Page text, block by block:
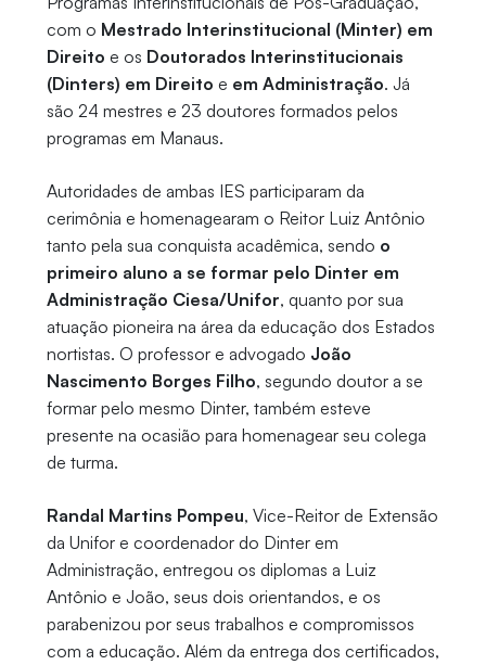
com o Mestrado Interinstitucional (Minter) em
Direito e os Doutorados Interinstitucionais
(Dinters) em Direito e em Administração. Já
são 24 mestres e 23 doutores formados pelos
programas em Manaus.
Autoridades de ambas IES participaram da
cerimônia e homenagearam o Reitor Luiz Antônio
tanto pela sua conquista acadêmica, sendo o
primeiro aluno a se formar pelo Dinter em
Administração Ciesa/Unifor, quanto por sua
atuação pioneira na área da educação dos Estados
nortistas. O professor e advogado João
Nascimento Borges Filho, segundo doutor a se
formar pelo mesmo Dinter, também esteve
presente na ocasião para homenagear seu colega
de turma.
Randal Martins Pompeu, Vice-Reitor de Extensão
da Unifor e coordenador do Dinter em
Administração, entregou os diplomas a Luiz
Antônio e João, seus dois orientandos, e os
parabenizou por seus trabalhos e compromissos
com a educação. Além da entrega dos certificados,